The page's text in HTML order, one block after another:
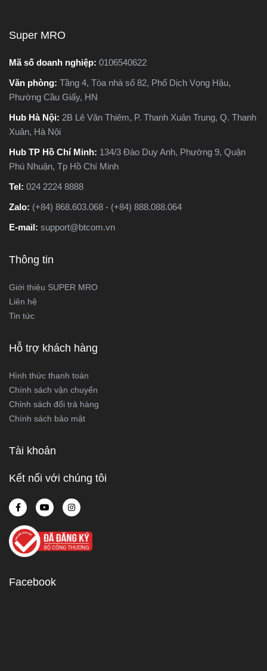
Super MRO
Mã số doanh nghiệp: 0106540622
Văn phòng: Tầng 4, Tòa nhà số 82, Phố Dịch Vọng Hậu,
Phường Cầu Giấy, HN
Hub Hà Nội: 2B Lê Văn Thiêm, P. Thanh Xuân Trung, Q. Thanh
Xuân, Hà Nội
Hub TP Hồ Chí Minh: 134/3 Đào Duy Anh, Phường 9, Quận
Phú Nhuận, Tp Hồ Chí Minh
Tel: 024 2224 8888
Zalo: (+84) 868.603.068 - (+84) 888.088.064
E-mail: support@btcom.vn
Thông tin
Giới thiệu SUPER MRO
Liên hệ
Tin tức
Hỗ trợ khách hàng
Hình thức thanh toán
Chính sách vận chuyển
Chỉnh sách đổi trả hàng
Chính sách bảo mật
Tài khoản
Kết nối với chúng tôi
Facebook